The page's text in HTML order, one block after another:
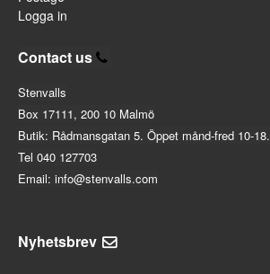
Logga in
Contact us
Stenvalls
Box 17111, 200 10 Malmö
Butik: Rådmansgatan 5. Öppet månd-fred 10-18.
Tel 040 127703
Email: info@stenvalls.com
Nyhetsbrev